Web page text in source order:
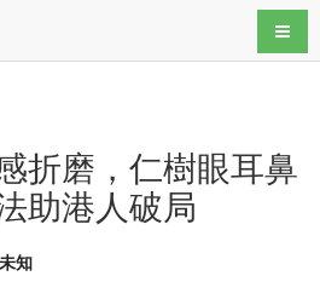
导航
折磨，仁樹眼耳鼻
助港人破局
未知